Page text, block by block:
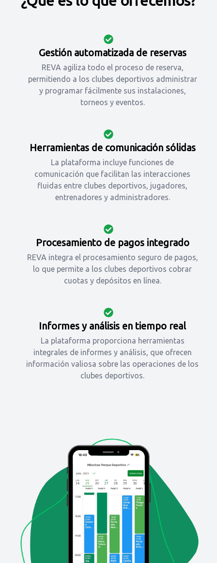
Gestión automatizada de reservas
REVA agiliza todo el proceso de reserva,
permitiendo a los clubes deportivos administrar
y programar fácilmente sus instalaciones,
torneos y eventos.
Herramientas de comunicación sólidas
La plataforma incluye funciones de
comunicación que facilitan las interacciones
fluidas entre clubes deportivos, jugadores,
entrenadores y administradores.
Procesamiento de pagos integrado
REVA integra el procesamiento seguro de pagos,
lo que permite a los clubes deportivos cobrar
cuotas y depósitos en línea.
Informes y análisis en tiempo real
La plataforma proporciona herramientas
integrales de informes y análisis, que ofrecen
información valiosa sobre las operaciones de los
clubes deportivos.